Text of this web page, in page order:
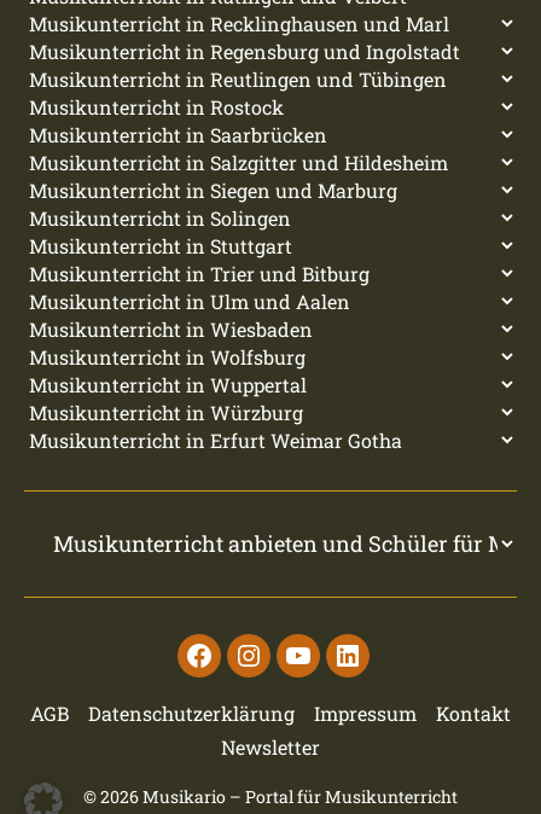
FacebookInstagramYoutubeLinkedin
AGB Datenschutzerklärung Impressum
Kontakt
Newsletter
© 2026Musikario – Portal für Musikunterricht